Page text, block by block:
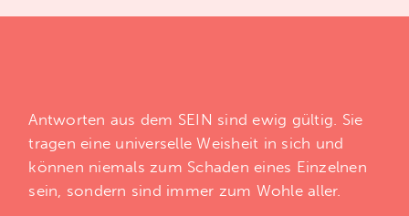
Antworten aus dem SEIN sind ewig gültig. Sie
tragen eine universelle Weisheit in sich und
können niemals zum Schaden eines Einzelnen
sein, sondern sind immer zum Wohle aller.